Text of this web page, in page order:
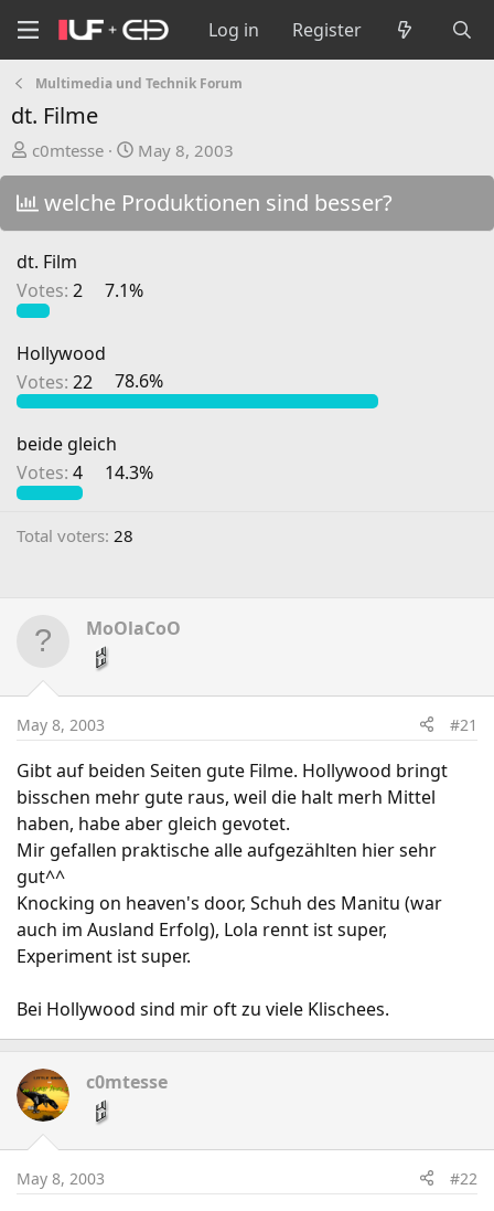
Log in Register
Multimedia und Technik Forum
dt. Filme
T
h
r
d
s
t
r
t
e
r
c0mtesse
S
t
a
a
May 8, 2003
welche Produktionen sind besser?
dt. Film
Votes: 2 7.1%
Hollywood
Votes: 22 78.6%
beide gleich
Votes: 4 14.3%
Total voters 28
MoOlaCoO
May 8, 2003 #21
Gibt auf beiden Seiten gute Filme. Hollywood bringt
bisschen mehr gute raus, weil die halt merh Mittel
haben, habe aber gleich gevotet.
Mir gefallen praktische alle aufgezählten hier sehr
gut^^
Knocking on heaven's door, Schuh des Manitu (war
auch im Ausland Erfolg), Lola rennt ist super,
Experiment ist super.
Bei Hollywood sind mir oft zu viele Klischees.
c0mtesse
May 8, 2003 #22